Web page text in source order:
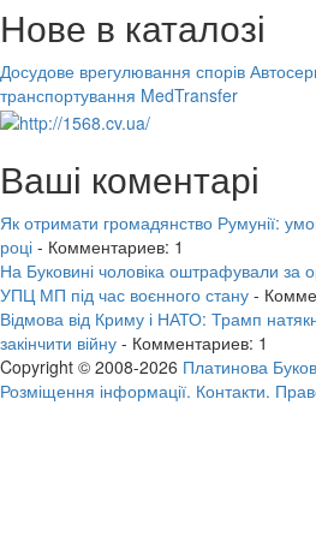
Нове в каталозі
Досудове врегулювання спорів
транспортування MedTransfer
Ваші коментарі
Як отримати громадянство Румунії:
році - Комментариев: 1
На Буковині чоловіка оштрафували за
УПЦ МП під час воєнного стану -
Відмова від Криму і НАТО: Трамп
закінчити війну - Комментариев: 1
Copyright © 2008-2026 Платинова
Розміщення інформації. Контакти.